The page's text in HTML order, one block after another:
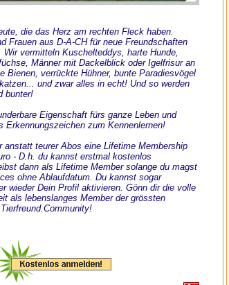
die das Herz am rechten Fleck haben.
Frauen aus D-A-CH für neue Freundschaften
Wir vermitteln Kuschelteddys, harte Hunde,
Männer mit Dackelblick oder Igelfrisur an
Bienen, verrückte Hühner, bunte Paradiesvögel
und zwar alles in echt! Und so werden
bunter!
Eigenschaft fürs ganze Leben und
Erkennungszeichen zum Kennenlernen!
anstatt teurer Abos eine Lifetime Membership
- D.h. du kannst erstmal kostenlos
dann als Lifetime Member solange du magst
ohne Ablaufdatum. Du kannst sogar
wieder Dein Profil aktivieren. Gönn dir die volle
als lebenslanges Member der grössten